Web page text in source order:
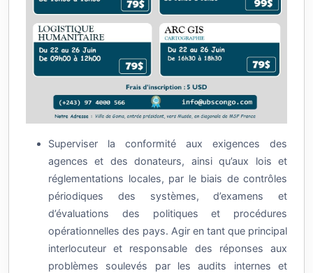
Superviser la conformité aux exigences des
agences et des donateurs, ainsi qu’aux lois et
réglementations locales, par le biais de contrôles
périodiques des systèmes, d’examens et
d’évaluations des politiques et procédures
opérationnelles des pays. Agir en tant que principal
interlocuteur et responsable des réponses aux
problèmes soulevés par les audits internes et